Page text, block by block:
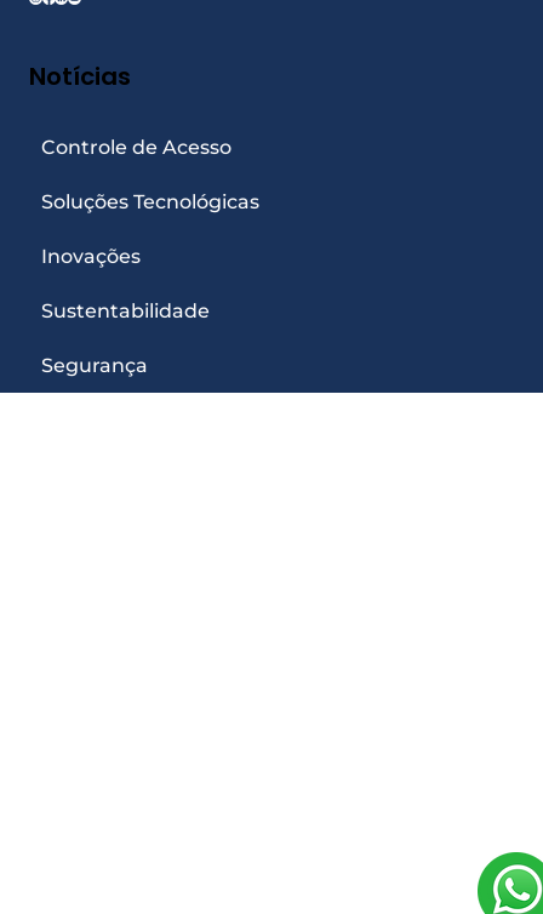
Notícias
Controle de Acesso
Soluções Tecnológicas
Inovações
Sustentabilidade
Segurança